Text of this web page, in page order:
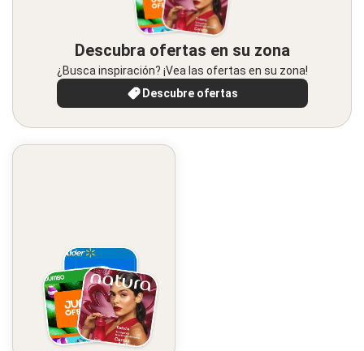
Descubra ofertas en su zona
¿Busca inspiración? ¡Vea las ofertas en su zona!
Descubre ofertas